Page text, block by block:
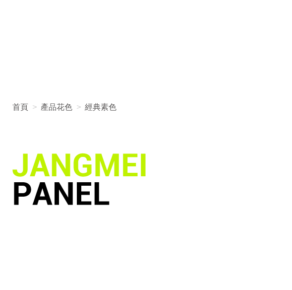
首頁 > 產品花色 > 經典素色